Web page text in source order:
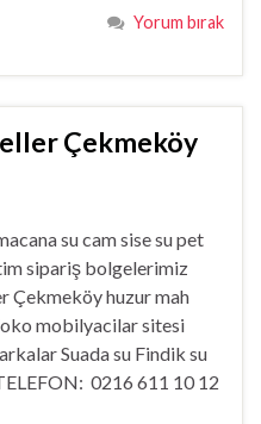
Yorum bırak
Çekmeköy
su cam sise su pet
sipariş bolgelerimiz
Çekmeköy huzur mah
mobilyacilar sitesi
Suada su Findik su
0216 611 10 12